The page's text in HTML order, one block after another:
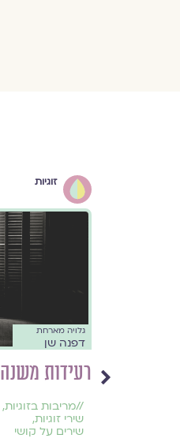
זוגיות
גלויה מארחת
דפנה שן
רעידות משנה
//מריבות בזוגיות,
שירי זוגיות,
שירים על קושי